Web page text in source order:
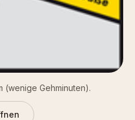
(wenige Gehminuten).